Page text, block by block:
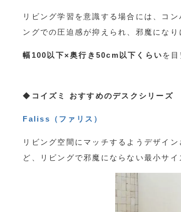
リビング学習を意識する場合には、コ
ングでの圧迫感が抑えられ、邪魔になり
幅100以下×奥行き50cm以下くらい を
◆ コイズミ おすすめのデスクシリーズ
Faliss（ファリス）
リビング空間にマッチするようデザイ
ど、リビングで邪魔にならない最小サイ